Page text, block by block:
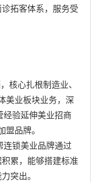
拓客体系，服务受
核心扎根制造业、
美业板块业务，深
经验延伸美业招商
品牌。
锁美业品牌通过
累，能够搭建标准
突出。